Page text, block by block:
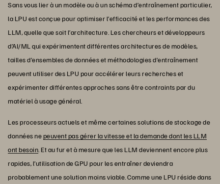
Sans vous lier à un modèle ou à un schéma d’entraînement particulier,
la LPU est conçue pour optimiser l’efficacité et les performances des
LLM, quelle que soit l’architecture. Les chercheurs et développeurs
d’AI/ML qui expérimentent différentes architectures de modèles,
tailles d’ensembles de données et méthodologies d’entraînement
peuvent utiliser des LPU pour accélérer leurs recherches et
expérimenter différentes approches sans être contraints par du
matériel à usage général.
Les processeurs actuels et même certaines solutions de stockage de
données nepeuvent pas gérer la vitesse et la demande dont les LLM
ont besoin. Et au fur et à mesure que les LLM deviennent encore plus
rapides, l’utilisation de GPU pour les entraîner deviendra
probablement une solution moins viable. Comme une LPU réside dans